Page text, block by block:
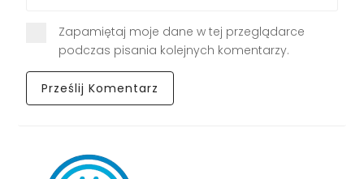
Zapamiętaj moje dane w tej przeglądarce
podczas pisania kolejnych komentarzy.